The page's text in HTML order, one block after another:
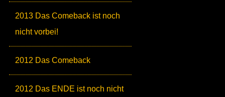
2013 Das Comeback ist noch
nicht vorbei!
2012 Das Comeback
2012 Das ENDE ist noch nicht